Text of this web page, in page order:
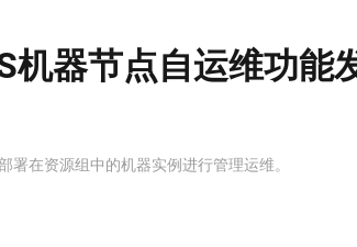
机器节点自运维功能
署在资源组中的机器实例进行管理运维。